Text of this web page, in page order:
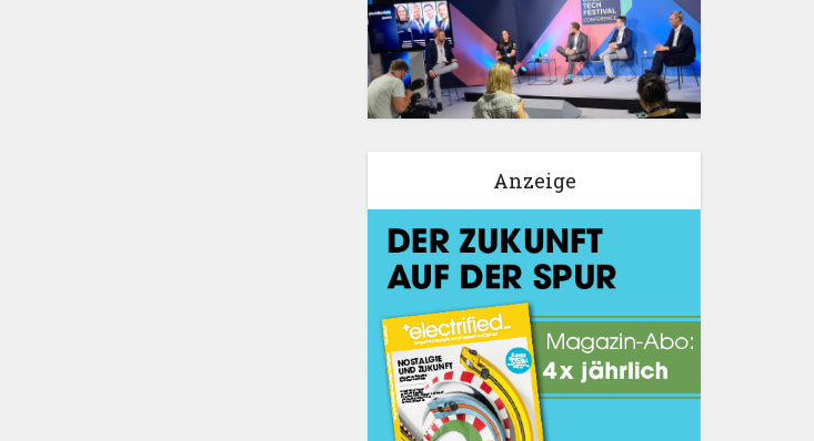
Anzeige